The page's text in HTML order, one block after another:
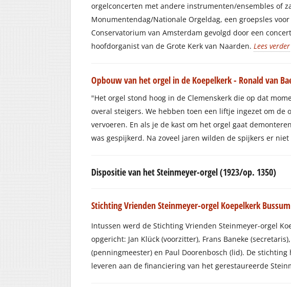
orgelconcerten met andere instrumenten/ensembles of
Monumentendag/Nationale Orgeldag, een groepsles
Conservatorium van Amsterdam gevolgd door een
hoofdorganist van de Grote Kerk van Naarden. Lees verder
Opbouw van het orgel in de Koepelkerk - Ronald van
"Het orgel stond hoog in de Clemenskerk die op dat
overal steigers. We hebben toen een liftje ingezet om de
vervoeren. En als je de kast om het orgel gaat
was gespijkerd. Na zoveel jaren wilden de spijkers er
Dispositie van het Steinmeyer-orgel (1923/op. 1350)
Stichting Vrienden Steinmeyer-orgel Koepelkerk
Intussen werd de Stichting Vrienden Steinmeyer-orgel
opgericht: Jan Klück (voorzitter), Frans Baneke
(penningmeester) en Paul Doorenbosch (lid). De
leveren aan de financiering van het gerestaureerde